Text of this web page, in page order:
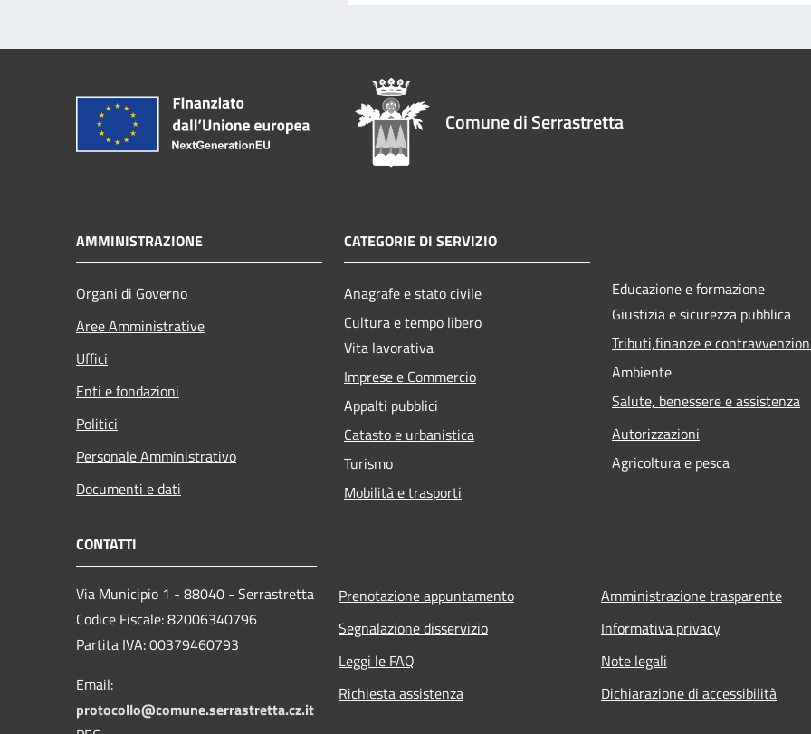
Comune di Serrastretta
AMMINISTRAZIONE
Organi di Governo
Aree Amministrative
Uffici
Enti e fondazioni
Politici
Personale Amministrativo
Documenti e dati
CATEGORIE DI SERVIZIO
Anagrafe e stato civile
Cultura e tempo libero
Vita lavorativa
Imprese e Commercio
Appalti pubblici
Catasto e urbanistica
Turismo
Mobilità e trasporti
Educazione e formazione
Giustizia e sicurezza pubblica
Tributi,finanze e
Ambiente
Salute, benessere e assistenza
Autorizzazioni
Agricoltura e pesca
CONTATTI
Via Municipio 1 - 88040 - Serrastretta
Codice Fiscale: 82006340796
Partita IVA: 00379460793
Email:
protocollo@comune.serrastretta.cz.it
Prenotazione appuntamento
Segnalazione disservizio
Leggi le FAQ
Richiesta assistenza
Amministrazione trasparente
Informativa privacy
Note legali
Dichiarazione di accessibilità